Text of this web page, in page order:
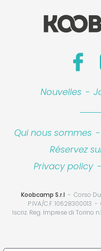
Nouvelles -
Qui nous sommes -
Réservez
Privacy policy -
Koobcamp S.r.l
Corso
P.IVA/C.F. 10628300013
Iscriz. Reg. Imprese di Torino